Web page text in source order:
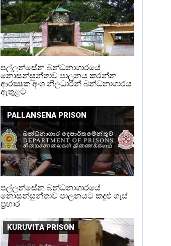
පල්ලන්සේන බන්ධනාගාරයේ
නොසන්සුන්තාව පාලනය කරන්න
ආරක්‍ෂක අංශ නිලධාරීන් බන්ධනාගාරය
ඇතුළට
PALLANSENA PRISON
පල්ලන්සේන බන්ධනාගාරයේ
නොසන්සුන්තාව පාලනයට කදුළු ගෑස්
ප්‍රහාර
KURUVITA PRISON